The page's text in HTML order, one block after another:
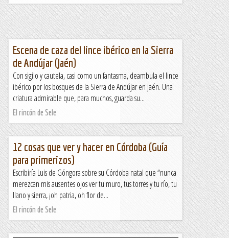
Escena de caza del lince ibérico en la Sierra
de Andújar (Jaén)
Con sigilo y cautela, casi como un fantasma, deambula el lince
ibérico por los bosques de la Sierra de Andújar en Jaén. Una
criatura admirable que, para muchos, guarda su...
El rincón de Sele
12 cosas que ver y hacer en Córdoba (Guía
para primerizos)
Escribiría Luis de Góngora sobre su Córdoba natal que “nunca
merezcan mis ausentes ojos ver tu muro, tus torres y tu río, tu
llano y sierra, ¡oh patria, oh flor de...
El rincón de Sele